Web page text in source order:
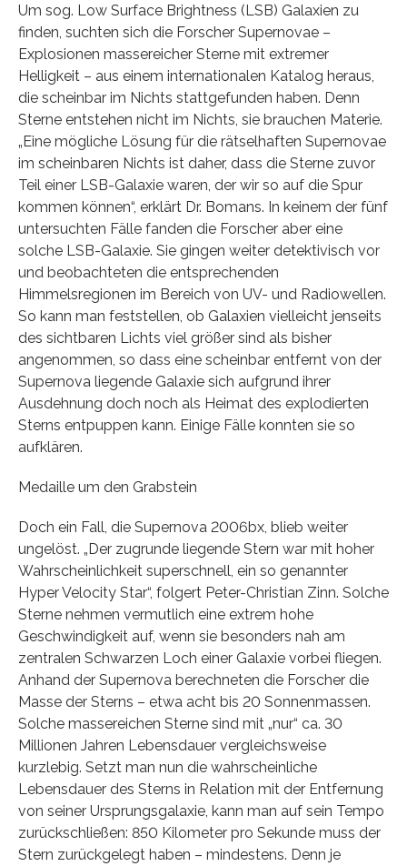
Um sog. Low Surface Brightness (LSB) Galaxien zu
finden, suchten sich die Forscher Supernovae –
Explosionen massereicher Sterne mit extremer
Helligkeit – aus einem internationalen Katalog heraus,
die scheinbar im Nichts stattgefunden haben. Denn
Sterne entstehen nicht im Nichts, sie brauchen Materie.
„Eine mögliche Lösung für die rätselhaften Supernovae
im scheinbaren Nichts ist daher, dass die Sterne zuvor
Teil einer LSB-Galaxie waren, der wir so auf die Spur
kommen können“, erklärt Dr. Bomans. In keinem der fünf
untersuchten Fälle fanden die Forscher aber eine
solche LSB-Galaxie. Sie gingen weiter detektivisch vor
und beobachteten die entsprechenden
Himmelsregionen im Bereich von UV- und Radiowellen.
So kann man feststellen, ob Galaxien vielleicht jenseits
des sichtbaren Lichts viel größer sind als bisher
angenommen, so dass eine scheinbar entfernt von der
Supernova liegende Galaxie sich aufgrund ihrer
Ausdehnung doch noch als Heimat des explodierten
Sterns entpuppen kann. Einige Fälle konnten sie so
aufklären.
Medaille um den Grabstein
Doch ein Fall, die Supernova 2006bx, blieb weiter
ungelöst. „Der zugrunde liegende Stern war mit hoher
Wahrscheinlichkeit superschnell, ein so genannter
Hyper Velocity Star“, folgert Peter-Christian Zinn. Solche
Sterne nehmen vermutlich eine extrem hohe
Geschwindigkeit auf, wenn sie besonders nah am
zentralen Schwarzen Loch einer Galaxie vorbei fliegen.
Anhand der Supernova berechneten die Forscher die
Masse der Sterns – etwa acht bis 20 Sonnenmassen.
Solche massereichen Sterne sind mit „nur“ ca. 30
Millionen Jahren Lebensdauer vergleichsweise
kurzlebig. Setzt man nun die wahrscheinliche
Lebensdauer des Sterns in Relation mit der Entfernung
von seiner Ursprungsgalaxie, kann man auf sein Tempo
zurückschließen: 850 Kilometer pro Sekunde muss der
Stern zurückgelegt haben – mindestens. Denn je